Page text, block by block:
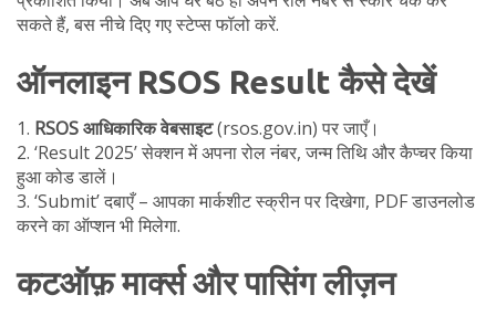
सकते हैं, बस नीचे दिए गए स्टेप्स फॉलो करें.
ऑनलाइन RSOS Result कैसे देखें
1. RSOS आधिकारिक वेबसाइट(rsos.gov.in) पर जाएँ।
2. ‘Result 2025’ सेक्शन में अपना रोल नंबर, जन्म तिथि और कैप्चर किया
हुआ कोड डालें।
3. ‘Submit’ दबाएँ – आपका मार्कशीट स्क्रीन पर दिखेगा, PDF डाउनलोड
करने का ऑप्शन भी मिलेगा.
कटऑफ़ मार्क्स और पासिंग लीज़न